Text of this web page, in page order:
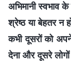
अभिमानी स्वभाव
श्रेष्ठ या बेहतर न
कभी दूसरों को
देना और दूसरे